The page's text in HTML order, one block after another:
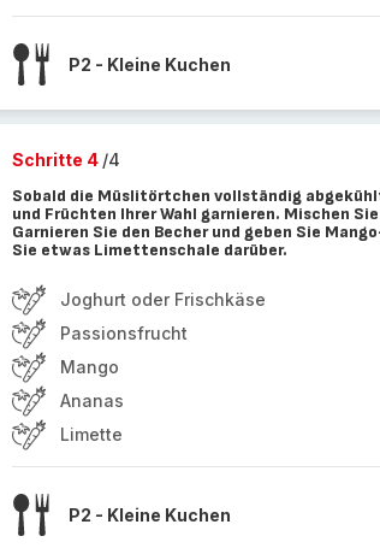
P2 - Kleine Kuchen
Schritte 4 /4
Sobald die Müslitörtchen vollständig
und Früchten Ihrer Wahl garnieren. Mischen
Garnieren Sie den Becher und geben Sie
Sie etwas Limettenschale darüber.
Joghurt oder Frischkäse
Passionsfrucht
Mango
Ananas
Limette
P2 - Kleine Kuchen